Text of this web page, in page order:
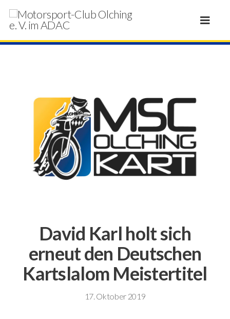
David Karl holt sich
erneut den Deutschen
Kartslalom Meistertitel
17. Oktober 2019